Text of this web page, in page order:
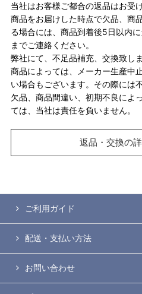
当社はお客様ご都合の返品はお受
商品をお届けした時点で欠品、商
る場合には、商品到着後5日以内
までご連絡ください。
弊社にて、不足品補充、交換致しま
商品によっては、メーカー生産中
い場合もございます。その際には
欠品、商品間違い、初期不良によ
ては、当社は責任を負いません。
返品・交換の
ご利用ガイド
配送・支払い方法
お問い合わせ